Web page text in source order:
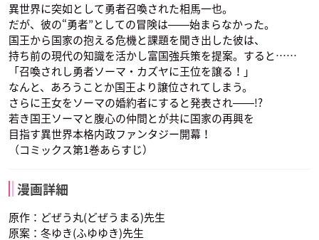
異世界に突如として勇者召喚された相馬一也。
だが、彼の“勇者”としての冒険は――始まらなかった。
国王から国家の抱える危機と課題を聞き出した彼は、
持ち前の現代の知識を活かし富国強兵策を提案。すると……
「召喚されし勇者ソーマ・カズヤに王位を譲る！」
なんと、あろうことか国王より譲位されてしまう。
さらに王女をソーマの婚約者にすると発表され――!?
若き国王ソーマと腹心の仲間とが共に国家の再興を
目指す異世界本格内政ファンタジー開幕！
（コミックス第1巻あらすじ）
漫画詳細
原作：どぜう丸(どぜうまる)先生
原案：冬ゆき(ふゆゆき)先生